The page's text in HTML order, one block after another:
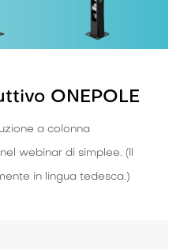
ONEPOLE
a colonna
webinar di simplee. (Il
in lingua tedesca.)